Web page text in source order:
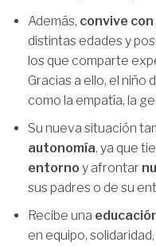
Además, convive
distintas edades y
los que comparte
Gracias a ello, el niño
como la empatía, la
Su nueva situación
autonomía, ya que
entorno y afrontar
sus padres o de su
Recibe una
en equipo,